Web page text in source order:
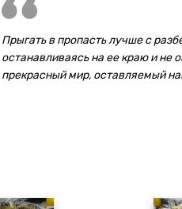
Прыгать в пропасть лучше с
останавливаясь на ее краю и не
прекрасный мир, оставляемый